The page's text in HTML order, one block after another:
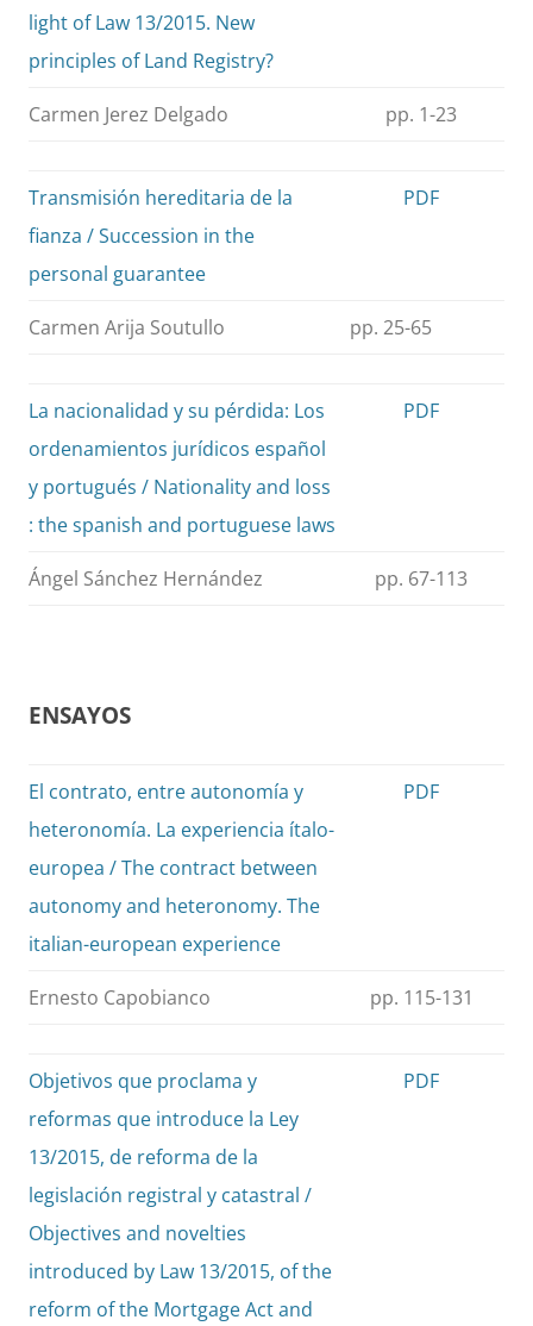
light of Law 13/2015. New
principles of Land Registry?
Carmen Jerez Delgado pp. 1-23
Transmisión hereditaria de la
fianza / Succession in the
personal guarantee
PDF
Carmen Arija Soutullo pp. 25-65
La nacionalidad y su pérdida: Los
ordenamientos jurídicos español
y portugués / Nationality and loss
: the spanish and portuguese laws
PDF
Ángel Sánchez Hernández pp. 67-113
ENSAYOS
El contrato, entre autonomía y
heteronomía. La experiencia ítalo-
europea / The contract between
autonomy and heteronomy. The
italian-european experience
PDF
Ernesto Capobianco pp. 115-131
Objetivos que proclama y
reformas que introduce la Ley
13/2015, de reforma de la
legislación registral y catastral /
Objectives and novelties
introduced by Law 13/2015, of the
reform of the Mortgage Act and
PDF